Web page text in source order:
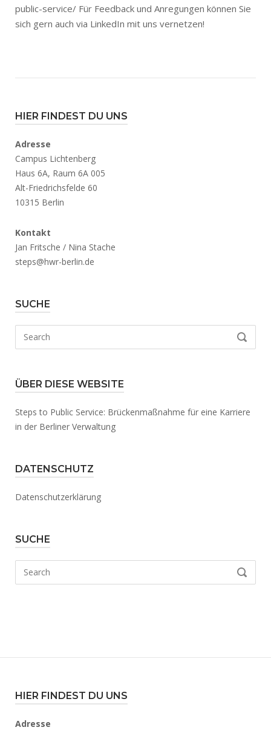
public-service/ Für Feedback und Anregungen können Sie
sich gern auch via LinkedIn mit uns vernetzen!
HIER FINDEST DU UNS
Adresse
Campus Lichtenberg
Haus 6A, Raum 6A 005
Alt-Friedrichsfelde 60
10315 Berlin
Kontakt
Jan Fritsche / Nina Stache
steps@hwr-berlin.de
SUCHE
SEARCH
ÜBER DIESE WEBSITE
Steps to Public Service: Brückenmaßnahme für eine Karriere
in der Berliner Verwaltung
DATENSCHUTZ
Datenschutzerklärung
SUCHE
SEARCH
HIER FINDEST DU UNS
Adresse